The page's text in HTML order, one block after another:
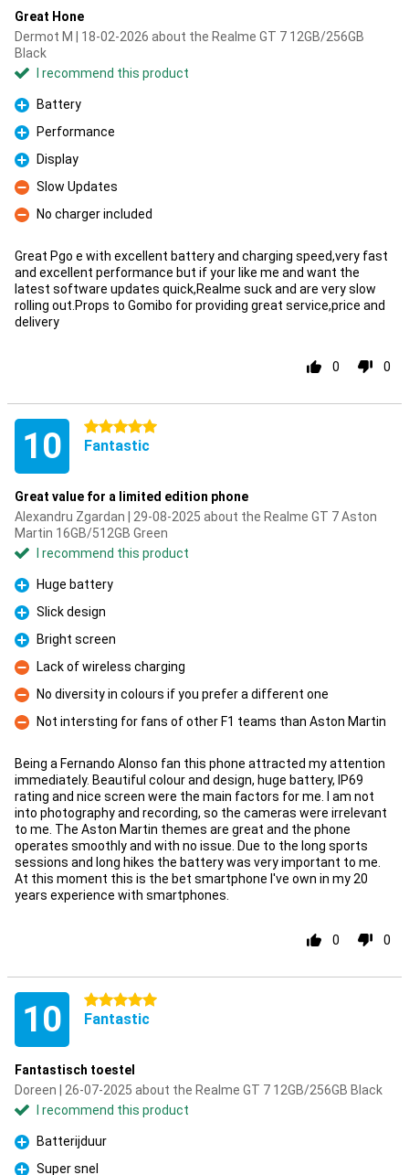
Great Hone
Dermot M | 18-02-2026 about the Realme GT 7 12GB/256GB
Black
I recommend this product
Pro
Battery
Pro
Performance
Pro
Display
Con
Slow Updates
Con
No charger included
Great Pgo e with excellent battery and charging speed,very fast
and excellent performance but if your like me and want the
latest software updates quick,Realme suck and are very slow
rolling out.Props to Gomibo for providing great service,price and
delivery
0 0
10 5 stars
Fantastic
Great value for a limited edition phone
Alexandru Zgardan | 29-08-2025 about the Realme GT 7 Aston
Martin 16GB/512GB Green
I recommend this product
Pro
Huge battery
Pro
Slick design
Pro
Bright screen
Con
Lack of wireless charging
Con
No diversity in colours if you prefer a different one
Con
Not intersting for fans of other F1 teams than Aston Martin
Being a Fernando Alonso fan this phone attracted my attention
immediately. Beautiful colour and design, huge battery, IP69
rating and nice screen were the main factors for me. I am not
into photography and recording, so the cameras were irrelevant
to me. The Aston Martin themes are great and the phone
operates smoothly and with no issue. Due to the long sports
sessions and long hikes the battery was very important to me.
At this moment this is the bet smartphone I've own in my 20
years experience with smartphones.
0 0
10 5 stars
Fantastic
Fantastisch toestel
Doreen | 26-07-2025 about the Realme GT 7 12GB/256GB Black
I recommend this product
Pro
Batterijduur
Super snel